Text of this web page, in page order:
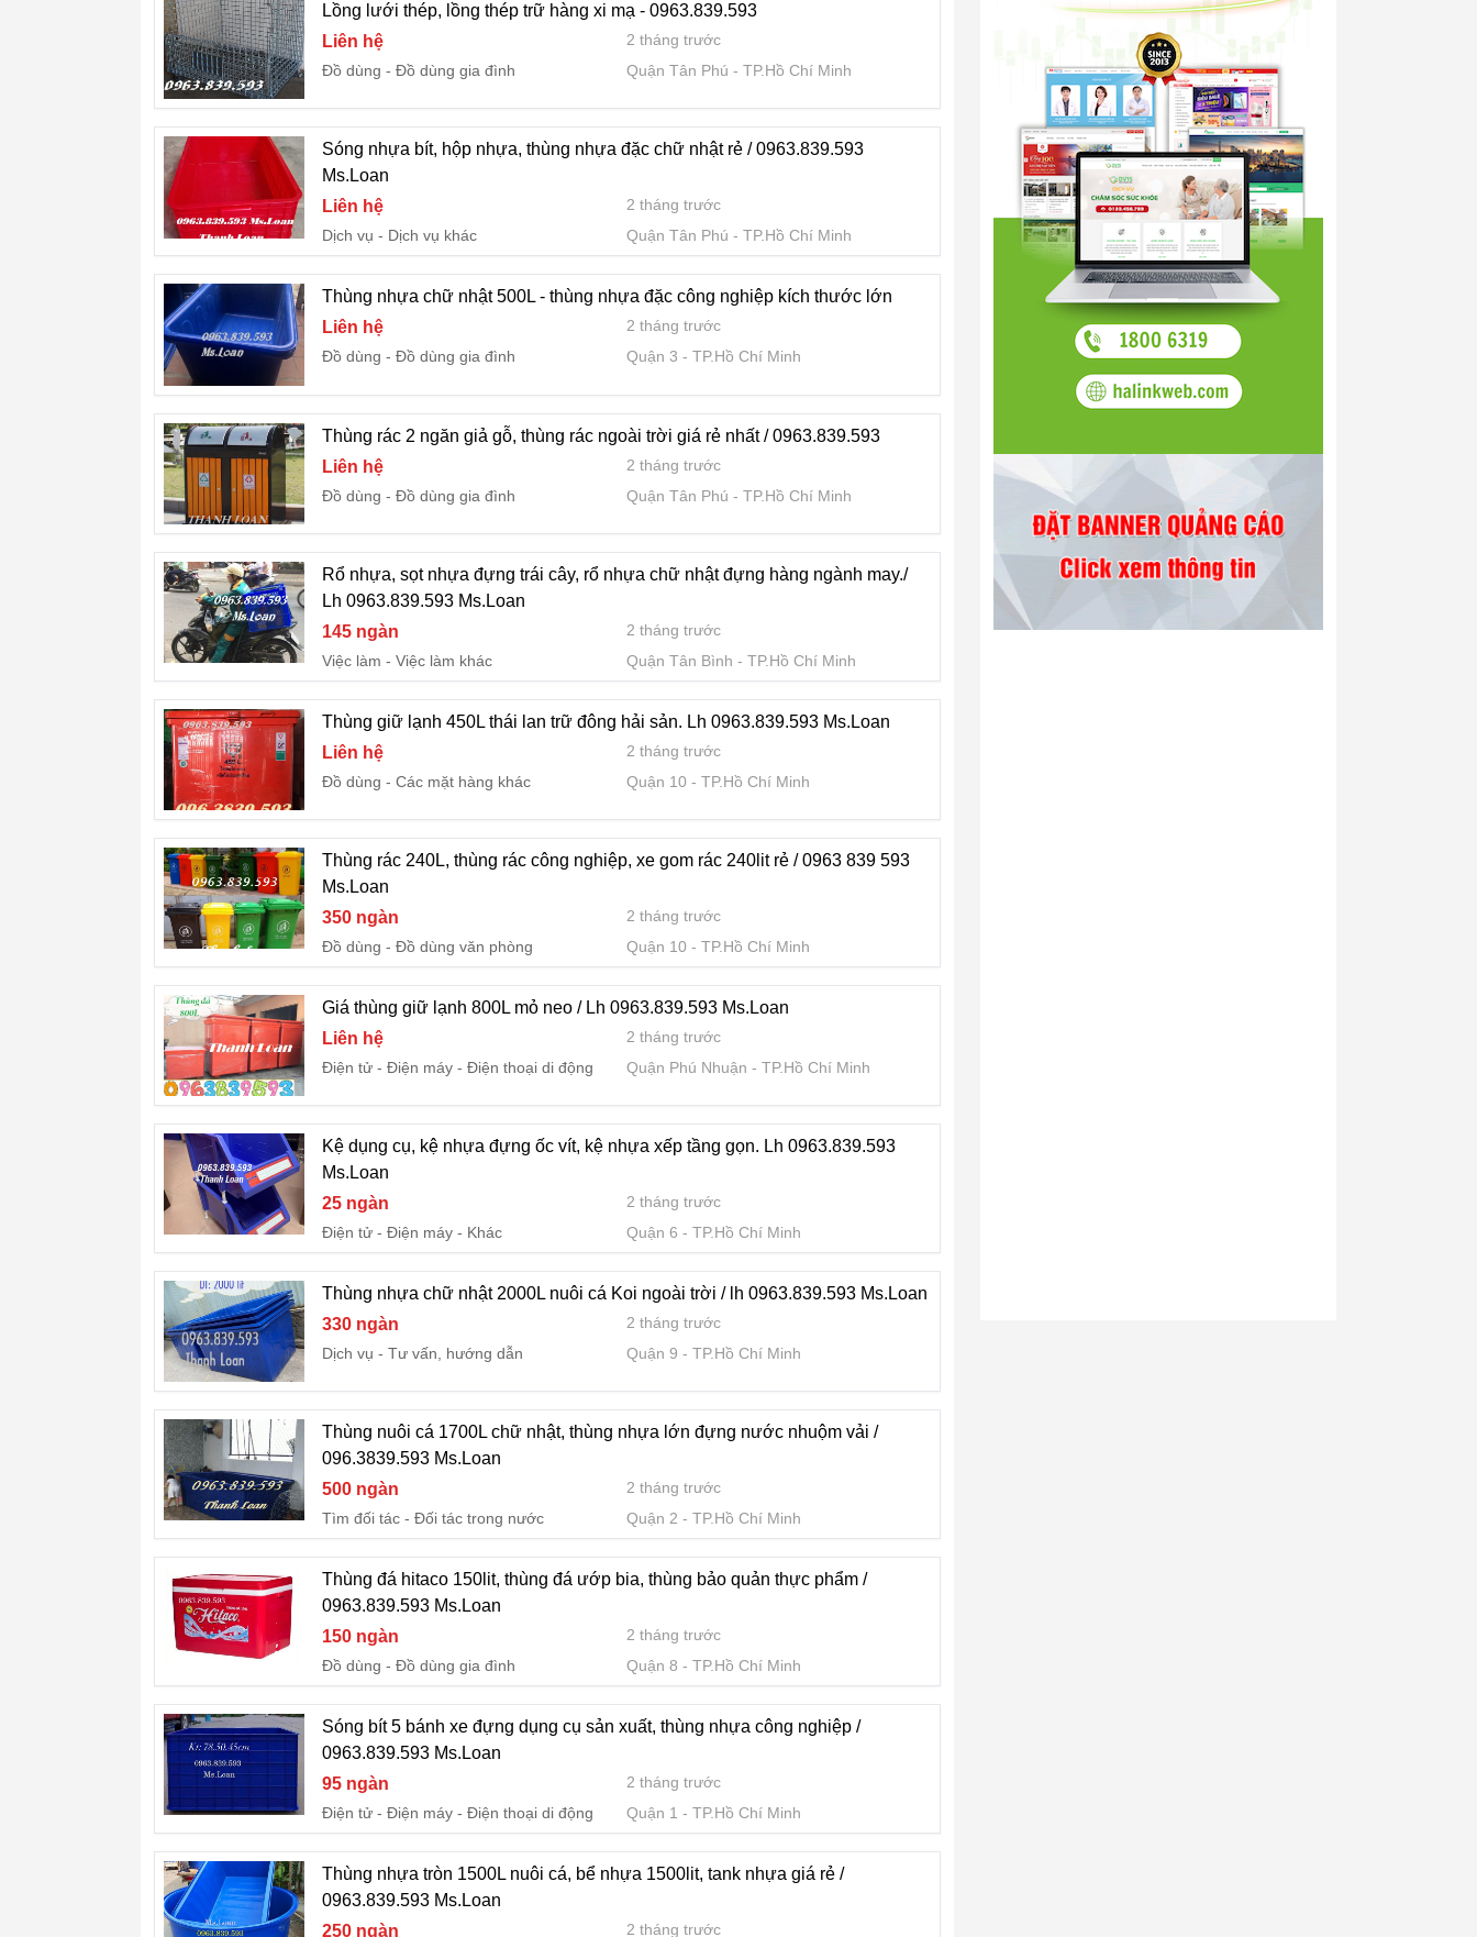
Lồng lưới thép, lồng thép trữ hàng xi mạ - 0963.839.593
Liên hệ
2 tháng trước
Đồ dùng
Đồ dùng gia đình Quận Tân Phú TP.Hồ Chí Minh
Sóng nhựa bít, hộp nhựa, thùng nhựa đặc chữ nhật rẻ / 0963.839.593
Ms.Loan
Liên hệ
2 tháng trước
Dịch vụ
Dịch vụ khác Quận Tân Phú TP.Hồ Chí Minh
Thùng nhựa chữ nhật 500L - thùng nhựa đặc công nghiệp kích thước lớn
Liên hệ
2 tháng trước
Đồ dùng
Đồ dùng gia đình Quận 3 TP.Hồ Chí Minh
Thùng rác 2 ngăn giả gỗ, thùng rác ngoài trời giá rẻ nhất / 0963.839.593
Liên hệ
2 tháng trước
Đồ dùng
Đồ dùng gia đình Quận Tân Phú TP.Hồ Chí Minh
Rổ nhựa, sọt nhựa đựng trái cây, rổ nhựa chữ nhật đựng hàng ngành may./
Lh 0963.839.593 Ms.Loan
145 ngàn
2 tháng trước
Việc làm
Việc làm khác Quận Tân Bình TP.Hồ Chí Minh
Thùng giữ lạnh 450L thái lan trữ đông hải sản. Lh 0963.839.593 Ms.Loan
Liên hệ
2 tháng trước
Đồ dùng
Các mặt hàng khác Quận 10 TP.Hồ Chí Minh
Thùng rác 240L, thùng rác công nghiệp, xe gom rác 240lit rẻ / 0963 839 593
Ms.Loan
350 ngàn
2 tháng trước
Đồ dùng
Đồ dùng văn phòng Quận 10 TP.Hồ Chí Minh
Giá thùng giữ lạnh 800L mỏ neo / Lh 0963.839.593 Ms.Loan
Liên hệ
2 tháng trước
Điện tử - Điện máy
Điện thoại di động Quận Phú Nhuận TP.Hồ Chí Minh
Kệ dụng cụ, kệ nhựa đựng ốc vít, kệ nhựa xếp tầng gọn. Lh 0963.839.593
Ms.Loan
25 ngàn
2 tháng trước
Điện tử - Điện máy
Khác Quận 6 TP.Hồ Chí Minh
Thùng nhựa chữ nhật 2000L nuôi cá Koi ngoài trời / lh 0963.839.593 Ms.Loan
330 ngàn
2 tháng trước
Dịch vụ
Tư vấn, hướng dẫn Quận 9 TP.Hồ Chí Minh
Thùng nuôi cá 1700L chữ nhật, thùng nhựa lớn đựng nước nhuộm vải /
096.3839.593 Ms.Loan
500 ngàn
2 tháng trước
Tìm đối tác
Đối tác trong nước Quận 2 TP.Hồ Chí Minh
Thùng đá hitaco 150lit, thùng đá ướp bia, thùng bảo quản thực phẩm /
0963.839.593 Ms.Loan
150 ngàn
2 tháng trước
Đồ dùng
Đồ dùng gia đình Quận 8 TP.Hồ Chí Minh
Sóng bít 5 bánh xe đựng dụng cụ sản xuất, thùng nhựa công nghiệp /
0963.839.593 Ms.Loan
95 ngàn
2 tháng trước
Điện tử - Điện máy
Điện thoại di động Quận 1 TP.Hồ Chí Minh
Thùng nhựa tròn 1500L nuôi cá, bể nhựa 1500lit, tank nhựa giá rẻ /
0963.839.593 Ms.Loan
250 ngàn
2 tháng trước